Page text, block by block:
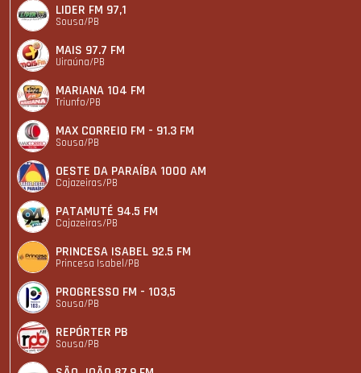
LIDER FM 97,1
Sousa/PB
MAIS 97.7 FM
Uiraúna/PB
MARIANA 104 FM
Triunfo/PB
MAX CORREIO FM - 91.3 FM
Sousa/PB
OESTE DA PARAÍBA 1000 AM
Cajazeiras/PB
PATAMUTÉ 94.5 FM
Cajazeiras/PB
PRINCESA ISABEL 92.5 FM
Princesa Isabel/PB
PROGRESSO FM - 103,5
Sousa/PB
REPÓRTER PB
Sousa/PB